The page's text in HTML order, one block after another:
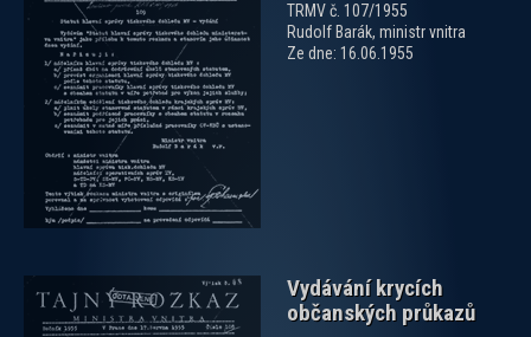
TRMV č. 107/1955
Rudolf Barák, ministr vnitra
Ze dne: 16.06.1955
Vydávání krycích
občanských průkazů
zobrazit PDF dokument